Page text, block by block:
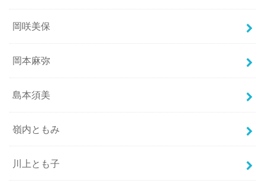
岡咲美保
岡本麻弥
島本須美
嶺内ともみ
川上とも子